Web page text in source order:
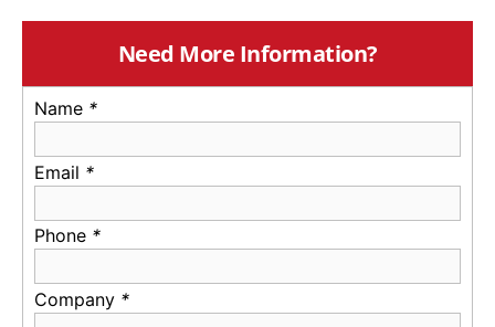
Need More Information?
Name *
Email *
Phone *
Company *